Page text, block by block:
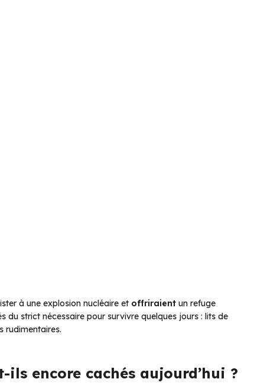
à une explosion nucléaire et offriraient un refuge
du strict nécessaire pour survivre quelques jours : lits de
rudimentaires.
encore cachés aujourd’hui ?